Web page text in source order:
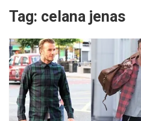
Tag: celana jenas